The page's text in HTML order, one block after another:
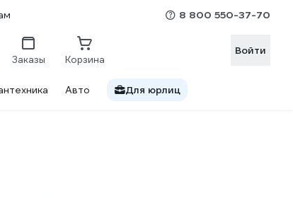
8 800 550-37-70
Заказы Корзина
Войти
Авто Для юрлиц